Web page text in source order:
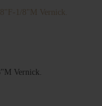
Vernick.